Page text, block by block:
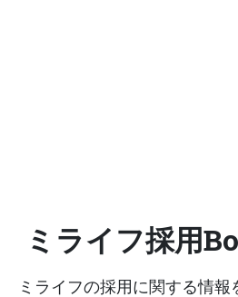
ミライフ採用
ミライフの採用に関する情